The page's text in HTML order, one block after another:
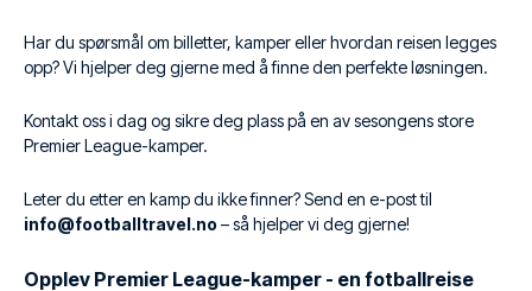
Har du spørsmål om billetter, kamper eller hvordan reisen legges
opp? Vi hjelper deg gjerne med å finne den perfekte løsningen.
Kontakt oss i dag og sikre deg plass på en av sesongens store
Premier League-kamper.
Leter du etter en kamp du ikke finner? Send en e-post til
info@footballtravel.no – så hjelper vi deg gjerne!
Opplev Premier League-kamper - en fotballreise